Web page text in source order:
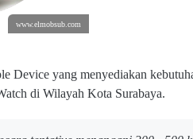
www.elmobsub.com
Device yang menyediakan
di Wilayah Kota Surabaya.